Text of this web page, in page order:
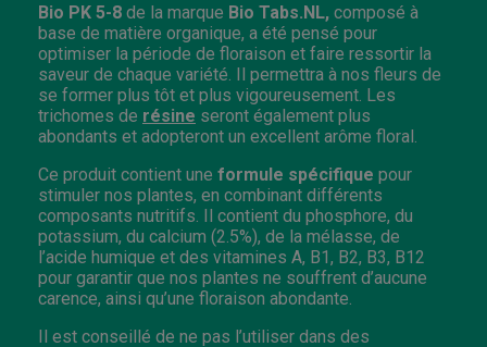
Bio PK 5-8 de la marque Bio Tabs.NL, composé à
base de matière organique, a été pensé pour
optimiser la période de floraison et faire ressortir la
saveur de chaque variété. Il permettra à nos fleurs de
se former plus tôt et plus vigoureusement. Les
trichomes de résine seront également plus
abondants et adopteront un excellent arôme floral.
Ce produit contient une formule spécifique pour
stimuler nos plantes, en combinant différents
composants nutritifs. Il contient du phosphore, du
potassium, du calcium (2.5%), de la mélasse, de
l’acide humique et des vitamines A, B1, B2, B3, B12
pour garantir que nos plantes ne souffrent d’aucune
carence, ainsi qu’une floraison abondante.
Il est conseillé de ne pas l’utiliser dans des